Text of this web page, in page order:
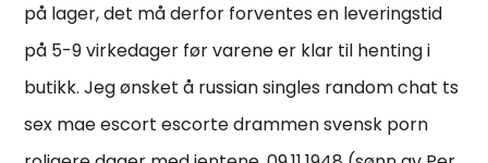
på lager, det må derfor forventes en leveringstid
på 5-9 virkedager før varene er klar til henting i
butikk. Jeg ønsket å russian singles random chat ts
sex mae escort escorte drammen svensk porn